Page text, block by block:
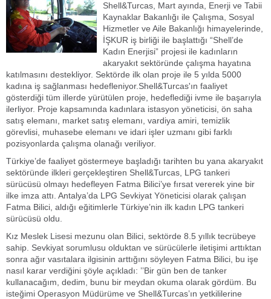
Shell&Turcas, Mart ayında, Enerji ve Tabii
Kaynaklar Bakanlığı ile Çalışma, Sosyal
Hizmetler ve Aile Bakanlığı himayelerinde,
İŞKUR iş birliği ile başlattığı “Shell’de
Kadın Enerjisi” projesi ile kadınların
akaryakıt sektöründe çalışma hayatına
katılmasını destekliyor. Sektörde ilk olan proje ile 5 yılda 5000
kadına iş sağlanması hedefleniyor.Shell&Turcas'ın faaliyet
gösterdiği tüm illerde yürütülen proje, hedeflediği ivme ile başarıyla
ilerliyor. Proje kapsamında kadınlara istasyon yöneticisi, ön saha
satış elemanı, market satış elemanı, vardiya amiri, temizlik
görevlisi, muhasebe elemanı ve idari işler uzmanı gibi farklı
pozisyonlarda çalışma olanağı veriliyor.
Türkiye’de faaliyet göstermeye başladığı tarihten bu yana akaryakıt
sektöründe ilkleri gerçekleştiren Shell&Turcas, LPG tankeri
sürücüsü olmayı hedefleyen Fatma Bilici’ye fırsat vererek yine bir
ilke imza attı. Antalya’da LPG Sevkiyat Yöneticisi olarak çalışan
Fatma Bilici, aldığı eğitimlerle Türkiye’nin ilk kadın LPG tankeri
sürücüsü oldu.
Kız Meslek Lisesi mezunu olan Bilici, sektörde 8.5 yıllık tecrübeye
sahip. Sevkiyat sorumlusu olduktan ve sürücülerle iletişimi arttıktan
sonra ağır vasıtalara ilgisinin arttığını söyleyen Fatma Bilici, bu işe
nasıl karar verdiğini şöyle açıkladı: ’’Bir gün ben de tanker
kullanacağım, dedim, bunu bir meydan okuma olarak gördüm. Bu
isteğimi Operasyon Müdürüme ve Shell&Turcas’ın yetkililerine